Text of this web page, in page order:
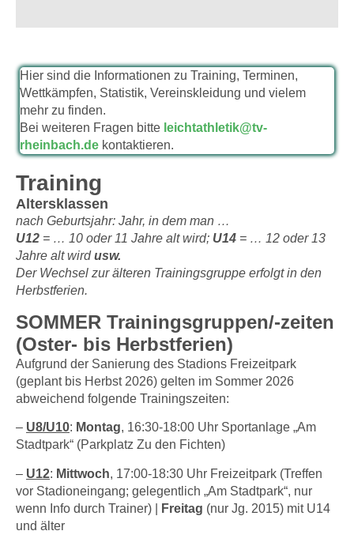
Hier sind die Informationen zu Training, Terminen,
Wettkämpfen, Statistik, Vereinskleidung und vielem
mehr zu finden.
Bei weiteren Fragen bitte leichtathletik@tv-
rheinbach.de kontaktieren.
Training
Altersklassen
nach Geburtsjahr: Jahr, in dem man …
U12 = … 10 oder 11 Jahre alt wird; U14 = … 12 oder 13
Jahre alt wirdusw.
Der Wechsel zur älteren Trainingsgruppe erfolgt in den
Herbstferien.
SOMMER Trainingsgruppen/-zeiten
(Oster- bis Herbstferien)
Aufgrund der Sanierung des Stadions Freizeitpark
(geplant bis Herbst 2026) gelten im Sommer 2026
abweichend folgende Trainingszeiten:
– U8/U10: Montag, 16:30-18:00 Uhr Sportanlage „Am
Stadtpark“ (Parkplatz Zu den Fichten)
– U12: Mittwoch, 17:00-18:30 Uhr Freizeitpark (Treffen
vor Stadioneingang; gelegentlich „Am Stadtpark“, nur
wenn Info durch Trainer) |
Freitag (nur Jg. 2015) mit U14
und älter